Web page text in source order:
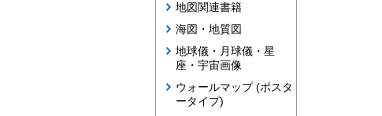
地図関連書籍
海図・地質図
地球儀・月球儀・星
座・宇宙画像
ウォールマップ (ポスタ
ータイプ)